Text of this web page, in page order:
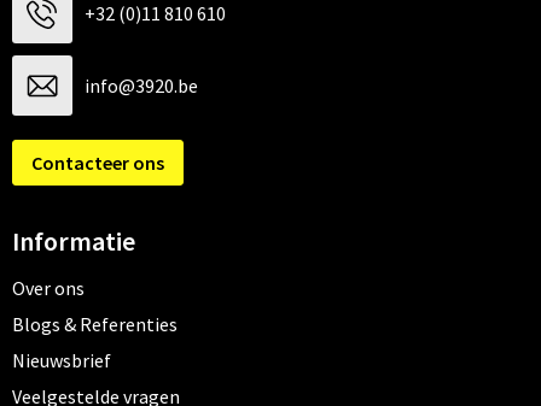
+32 (0)11 810 610
info@3920.be
Contacteer ons
Informatie
Over ons
Blogs & Referenties
Nieuwsbrief
Veelgestelde vragen